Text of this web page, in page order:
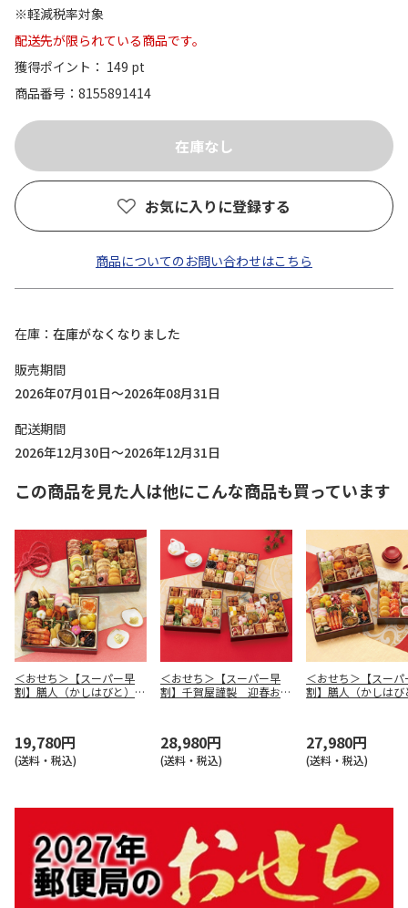
※軽減税率対象
配送先が限られている商品です。
獲得ポイント： 149 pt
商品番号
8155891414
お気に入りに登録する
商品についてのお問い合わせはこちら
在庫
在庫がなくなりました
販売期間
2026年07月01日～2026年08月31日
配送期間
2026年12月30日～2026年12月31日
この商品を見た人は他にこんな商品も買っています
＜おせち＞【スーパー早
割】膳人（かしはびと）
19,780円
(送料・税込)
＜おせち＞【スーパー早
割】千賀屋謹製 迎春おせ
28,980円
(送料・税込)
＜おせち＞【スーパ
割】膳人（かしは
27,980円
(送料・税込)